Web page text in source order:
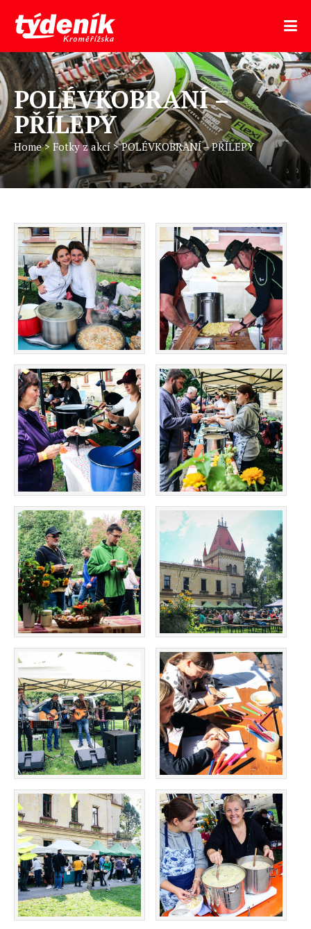
POLÉVKOBRANÍ –
PŘÍLEPY
Home> Fotky z akcí>POLÉVKOBRANÍ – PŘÍLEPY